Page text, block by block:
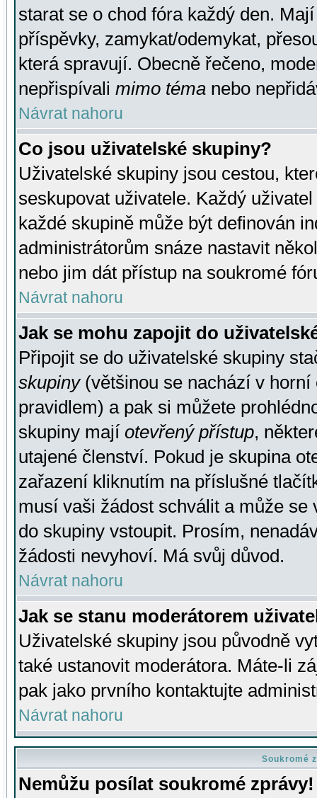
starat se o chod fóra každý den.
příspěvky, zamykat/odemykat,
která spravují. Obecně řečeno,
nepřispívali mimo téma nebo
Návrat nahoru
Co jsou uživatelské skupiny?
Uživatelské skupiny jsou cestou,
seskupovat uživatele. Každý
každé skupině může být definován
administrátorům snáze nastavit
nebo jim dát přístup na soukromé
Návrat nahoru
Jak se mohu zapojit do
Připojit se do uživatelské skupiny
skupiny(většinou se nachází v horní
pravidlem) a pak si můžete
skupiny mají otevřený přístup,
utajené členství. Pokud je skupina
zařazení kliknutím na příslušné
musí vaši žádost schválit a může se
do skupiny vstoupit. Prosím,
žádosti nevyhoví. Má svůj důvod.
Návrat nahoru
Jak se stanu moderátorem
Uživatelské skupiny jsou původně
také ustanovit moderátora. Máte-li
pak jako prvního kontaktujte
Návrat nahoru
Soukromé
Nemůžu posílat soukromé zprávy!